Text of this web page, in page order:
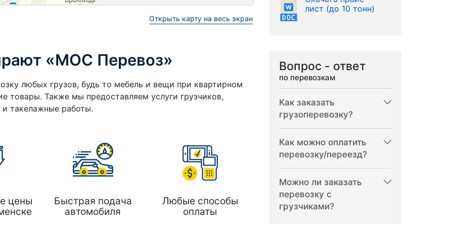
Открыть карту на весь экран
«МОС Перевоз»
любых грузов, будь то мебель и вещи при квартирном
товары. Также мы предоставляем услуги грузчиков,
и такелажные работы.
цены
Быстрая подача
автомобиля
Любые способы
оплаты
лист (до 10 тонн)
Вопрос - ответ
по перевозкам
Как заказать
грузоперевозку?
Как можно оплатить
перевозку/переезд?
Можно ли заказать
перевозку с
грузчиками?